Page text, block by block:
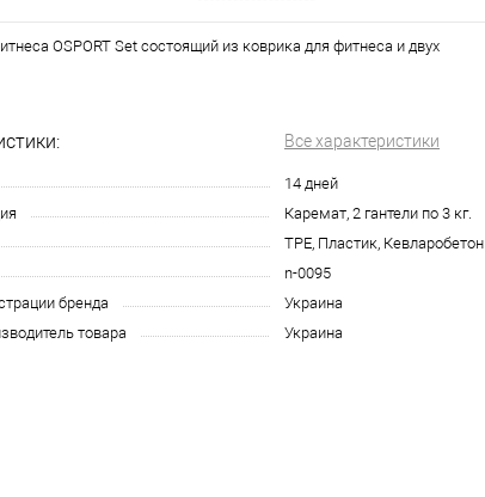
OSPORT Set состоящий из коврика для фитнеса и двух
Все характеристики
14 дней
Каремат, 2 гантели по 3 кг.
TPE, Пластик, Кевларобетон
n-0095
бренда
Украина
товара
Украина